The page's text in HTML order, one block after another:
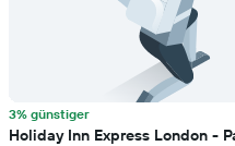
3% günstiger
Holiday Inn Express London -